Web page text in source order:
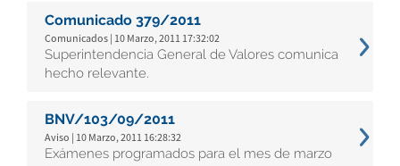
Comunicado 379/2011
Comunicados | 10 Marzo, 2011 17:32:02
Superintendencia General de Valores comunica
hecho relevante.
BNV/103/09/2011
Aviso | 10 Marzo, 2011 16:28:32
Exámenes programados para el mes de marzo